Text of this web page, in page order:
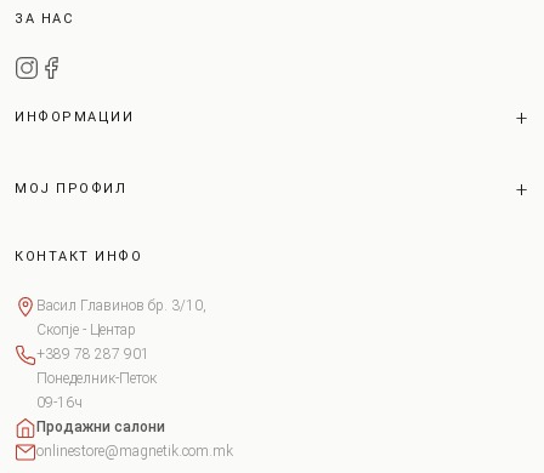
ЗА НАС
ИНФОРМАЦИИ
МОЈ ПРОФИЛ
КОНТАКТ ИНФО
Васил Главинов бр. 3/10,
Скопје - Центар
+389 78 287 901
Понеделник-Петок
09-16ч
Продажни салони
onlinestore@magnetik.com.mk